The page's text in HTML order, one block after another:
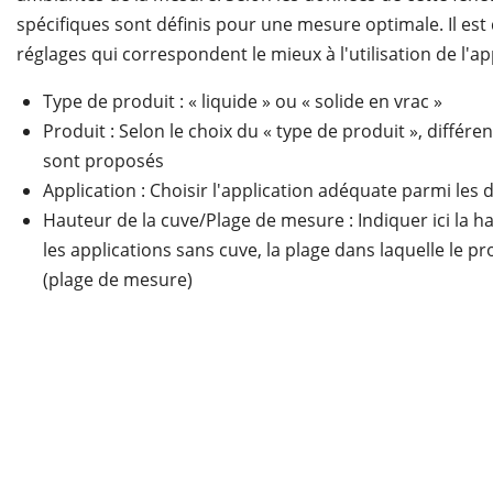
spécifiques sont définis pour une mesure optimale. Il
réglages qui correspondent le mieux à l'utilisation de
Type de produit : « liquide » ou « solide en vrac »
Produit : Selon le choix du « type de produit »,
sont proposés
Application : Choisir l'application adéquate parmi les
Hauteur de la cuve/Plage de mesure : Indiquer ici la
les applications sans cuve, la plage dans laquelle le
(plage de mesure)